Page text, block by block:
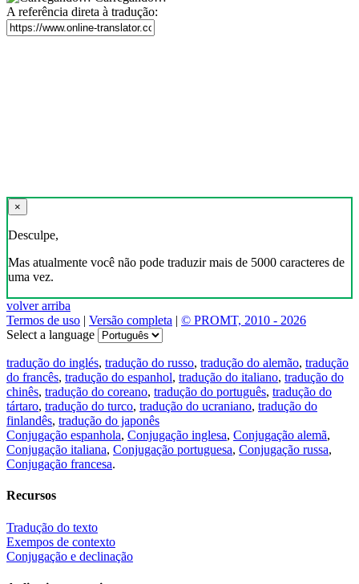
A referência direta à tradução:
×
Desculpe,
Mas atualmente você não pode traduzir mais de 5000 caracteres de
uma vez.
volver arriba
Termos de uso | Versão completa | © PROMT, 2010 - 2026
Select a language
tradução do inglés, tradução do russo, tradução do alemão, tradução
do francês, tradução do espanhol, tradução do italiano, tradução do
chinês, tradução do coreano, tradução do português, tradução do
tártaro, tradução do turco, tradução do ucraniano, tradução do
finlandês, tradução do japonês
Conjugação espanhola, Conjugação inglesa, Conjugação alemã,
Conjugação italiana, Conjugação portuguesa, Conjugação russa,
Conjugação francesa.
Recursos
Tradução do texto
Exempos de contexto
Conjugação e declinação